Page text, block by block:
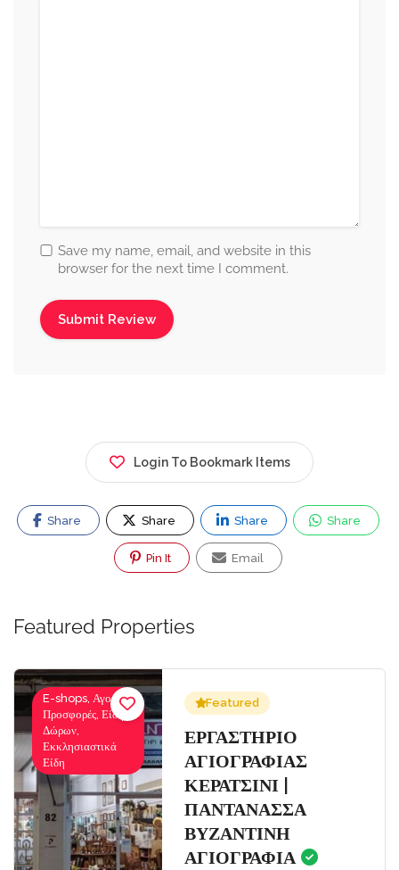
Save my name, email, and website in this
browser for the next time I comment.
Login To Bookmark Items
Share Share Share Share
Pin It Email
Featured Properties
E-shops, Αγορές-
Προσφορές, Είδη
Δώρων,
Εκκλησιαστικά
Είδη
Featured
ΕΡΓΑΣΤΗΡΙΟ
ΑΓΙΟΓΡΑΦΙΑΣ
ΚΕΡΑΤΣΙΝΙ |
ΠΑΝΤΑΝΑΣΣΑ
ΒΥΖΑΝΤΙΝΗ
ΑΓΙΟΓΡΑΦΙΑ